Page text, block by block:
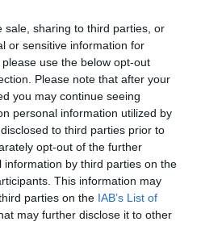
sale, sharing to third parties, or
or sensitive information for
use the below opt-out
Please note that after your
you may continue seeing
personal information utilized by
to third parties prior to
opt-out of the further
by third parties on the
This information may
parties on the IAB’s List of
may further disclose it to other